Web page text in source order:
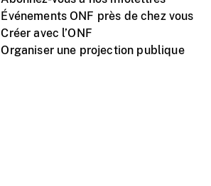
Événements ONF près de chez vous
Créer avec l’ONF
Organiser une projection publique